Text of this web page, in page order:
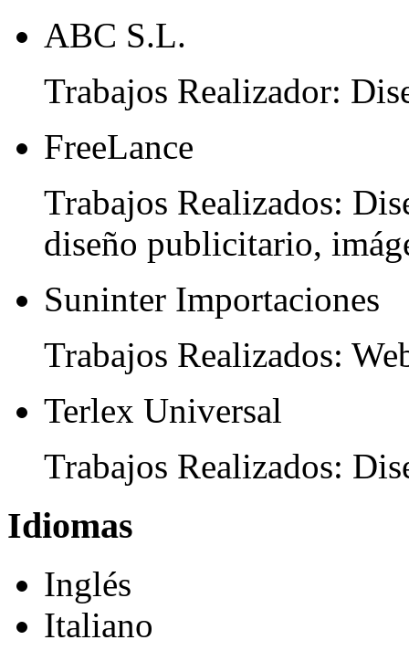
ABC S.L.
Trabajos Realizador:
FreeLance
Trabajos Realizados:
diseño publicitario,
Suninter Importaciones
Trabajos Realizados:
Terlex Universal
Trabajos Realizados:
Idiomas
Inglés
Italiano